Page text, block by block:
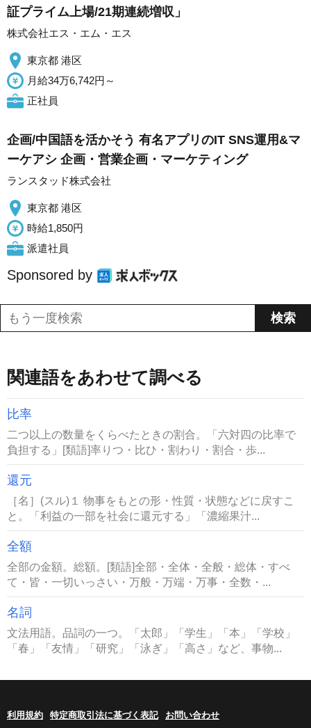
証プライム上場/21期連続増収」
株式会社エス・エム・エス
東京都 港区
月給34万6,742円～
正社員
企画/中国語を活かそう 有名アプリのIT SNS運用&マ
ーケアシ 企画・営業企画・マーケティング
ランスタッド株式会社
東京都 港区
時給1,850円
派遣社員
Sponsored by
関連語をあわせて調べる
比率
二つ以上の数量をくらべたときの割合。「六対四の比率で
負担する」[類語]率りつ・比ひ・割わり・割合・歩...
還元
［名］(スル)１ 物事をもとの形・性質・状態などに戻すこ
と。「利益の一部を社会に還元する」「濃縮果汁...
全額
全部の金額。総額。[類語]全部・全体・全般・総体・すべ
て・皆・一切いっさい・万般・万端・万事・全数・...
名詞
文法用語。品詞の一つ。「太郎」「学生」「本」「学校」
「春」「友情」「研究」「泳ぎ」「高さ」など、事物...
利用規約 特定商取引法に基づく表記 お問い合わせ